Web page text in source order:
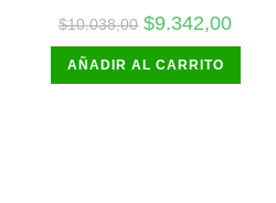
$10.038,00 El
precio
original
era:
$10.038,00.
$9.342,00El
actual
AÑADIR AL CARRITO